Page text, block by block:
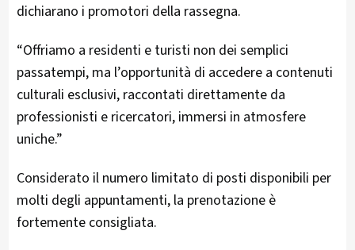
dichiarano i promotori della rassegna.
“Offriamo a residenti e turisti non dei semplici
passatempi, ma l’opportunità di accedere a contenuti
culturali esclusivi, raccontati direttamente da
professionisti e ricercatori, immersi in atmosfere
uniche.”
Considerato il numero limitato di posti disponibili per
molti degli appuntamenti, la prenotazione è
fortemente consigliata.